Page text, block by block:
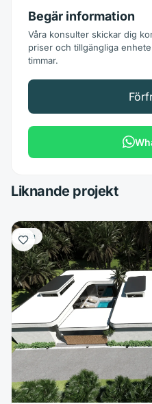
Begär information
Våra konsulter skickar dig
priser och tillgängliga
timmar.
Liknande projekt
Villa